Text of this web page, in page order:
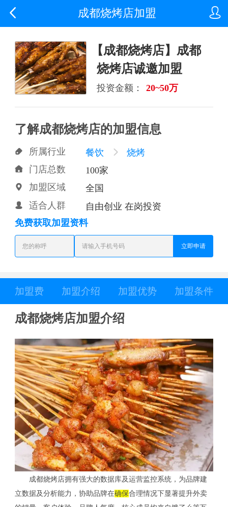

 成都烧烤店加盟
【成都烧烤店】成都
烧烤店诚邀加盟
投资金额： 20~50万
了解成都烧烤店的加盟信息
 所属行业 餐饮  烧烤
 门店总数 100家
 加盟区域 全国
 适合人群
自由创业 在岗投资
免费获取加盟资料
立即申请
加盟费 加盟介绍 加盟优势 加盟条件
成都烧烤店加盟介绍
成都烧烤店拥有强大的数据库及运营监控系统，为品牌建
立数据及分析能力，协助品牌在确保合理情况下显著提升外卖